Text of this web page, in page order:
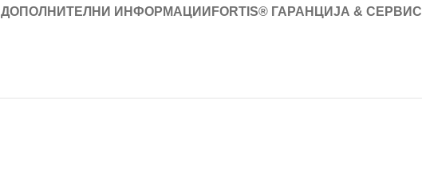
ДОПОЛНИТЕЛНИ ИНФОРМАЦИИ FORTIS® ГАРАНЦИЈА & СЕРВИС